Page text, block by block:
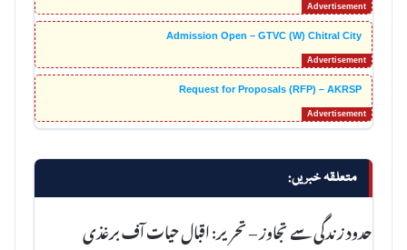
Admission Open – GTVC (W) Chitral City
Request for Proposals (RFP) – AKRSP
متعلقہ خبریں:
حدود زندگی سے تجاوز – تحریر: اقبال حیات آف برغذی